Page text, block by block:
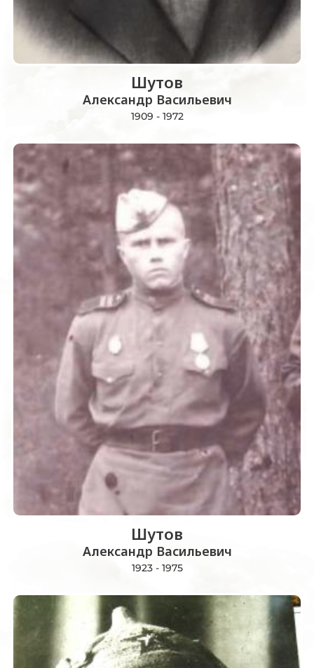
Шутов
Александр Васильевич
1909 - 1972
Шутов
Александр Васильевич
1923 - 1975